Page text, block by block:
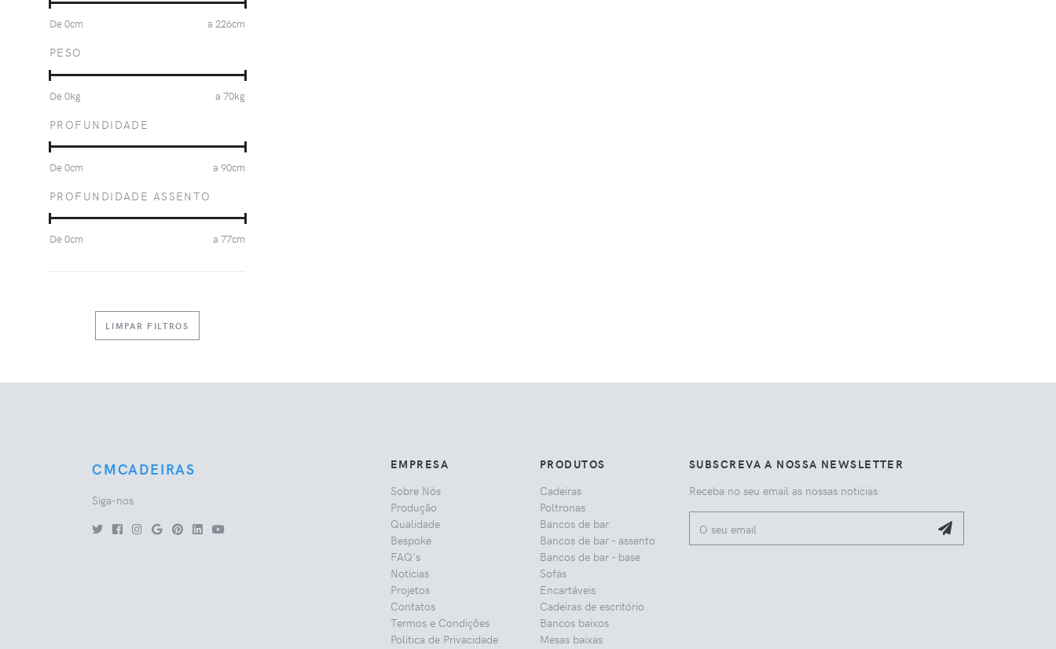
De0cm a 226cm
PESO
De0kg a 70kg
PROFUNDIDADE
De0cm a 90cm
PROFUNDIDADE ASSENTO
De0cm a 77cm
LIMPAR FILTROS
CMCADEIRAS
Siga-nos
EMPRESA
Sobre Nós
Produção
Qualidade
Bespoke
FAQ's
Notícias
Projetos
Contatos
Termos e Condições
Politica de Privacidade
PRODUTOS
Cadeiras
Poltronas
Bancos de bar
Bancos de bar - assento
Bancos de bar - base
Sofás
Encartáveis
Cadeiras de escritório
Bancos baixos
Mesas baixas
SUBSCREVA A NOSSA NEWSLETTER
Receba no seu email as nossas noticias